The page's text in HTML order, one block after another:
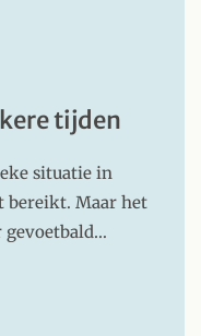
tijden
situatie in
bereikt. Maar het
gevoetbald…